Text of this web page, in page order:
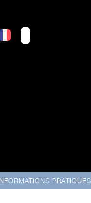
INFORMATIONS PRATIQUES